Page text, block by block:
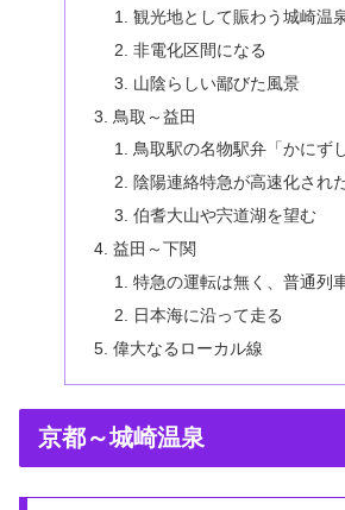
観光地として賑わう城崎温
非電化区間になる
山陰らしい鄙びた風景
鳥取～益田
鳥取駅の名物駅弁「かにずし
陰陽連絡特急が高速化され
伯耆大山や宍道湖を望む
益田～下関
特急の運転は無く、普通列
日本海に沿って走る
偉大なるローカル線
京都～城崎温泉